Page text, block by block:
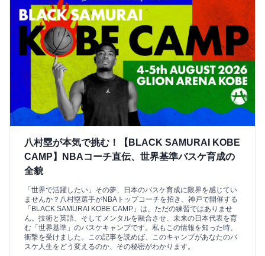
八村塁が本気で挑む！【BLACK SAMURAI KOBE
CAMP】NBAコーチ直伝、世界基準バスケ育成の
全貌
「世界で活躍したい」その夢、日本のバスケ育成に限界を感じてい
ませんか？八村塁選手がNBAトップコーチを招き、神戸で開催する
「BLACK SAMURAI KOBE CAMP」は、ただの練習ではありませ
ん。技術と英語、そしてメンタルを融合させ、未来の日本代表を育
む「世界基準」のバスケキャンプです。私もこの情報を知った時、
衝撃を受けました。この記事を読めば、このキャンプがあなたのバ
スケ人生をどう変えるのか、その秘密がわかります。